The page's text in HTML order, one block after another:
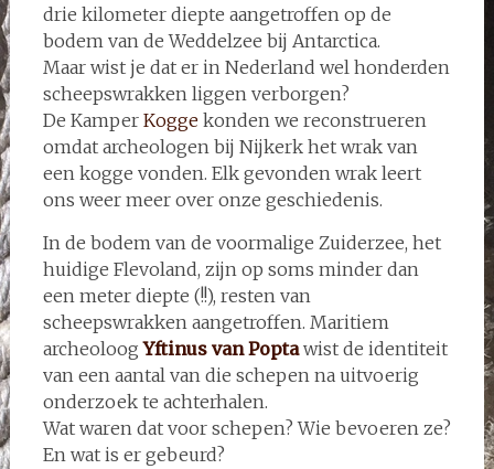
drie kilometer diepte aangetroffen op de
bodem van de Weddelzee bij Antarctica.
Maar wist je dat er in Nederland wel honderden
scheepswrakken liggen verborgen?
De Kamper Koggekonden we reconstrueren
omdat archeologen bij Nijkerk het wrak van
een kogge vonden. Elk gevonden wrak leert
ons weer meer over onze geschiedenis.
In de bodem van de voormalige Zuiderzee, het
huidige Flevoland, zijn op soms minder dan
een meter diepte (!!), resten van
scheepswrakken aangetroffen. Maritiem
archeoloogYftinus van Poptawist de identiteit
van een aantal van die schepen na uitvoerig
onderzoek te achterhalen.
Wat waren dat voor schepen? Wie bevoeren ze?
En wat is er gebeurd?